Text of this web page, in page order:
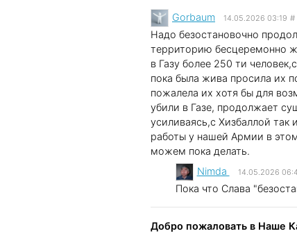
Gorbaum 14.05.2026 03:19 #
Надо безостановочно
территорию бесцеремонно
в Газу более 250 ти
пока была жива просила их
пожалела их хотя бы для
убили в Газе, продолжает
усиливаясь,с Хизбаллой
работы у нашей Армии в
можем пока делать.
Nimda 14.05.2026
Пока что Слава
Добро пожаловать в Наше